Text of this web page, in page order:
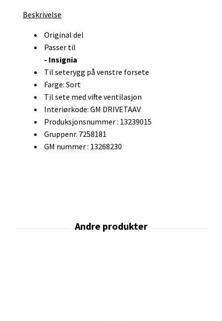
Beskrivelse
Original del
Passer til
- Insignia
Til seterygg på venstre forsete
Farge: Sort
Til sete med vifte ventilasjon
Interiørkode: GM DRIVETAAV
Produksjonsnummer : 13239015
Gruppenr. 7258181
GM nummer : 13268230